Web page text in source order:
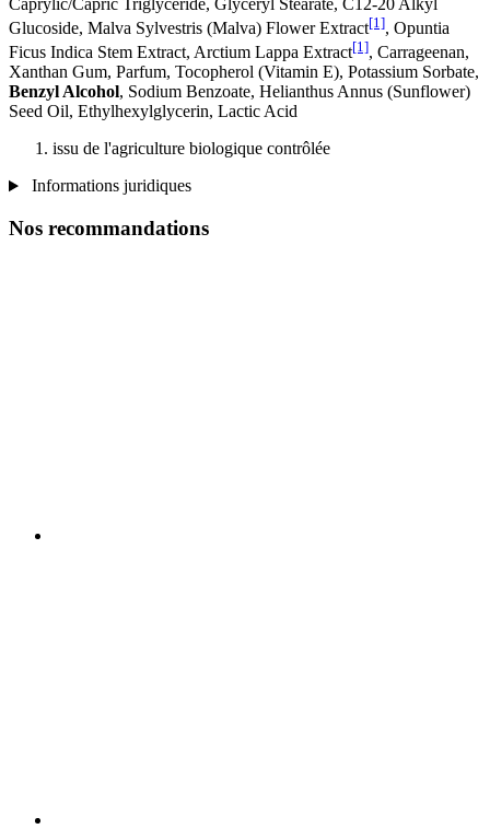
Glucoside, Malva Sylvestris (Malva) Flower Extract[1], Opuntia
Ficus Indica Stem Extract, Arctium Lappa Extract[1], Carrageenan,
Xanthan Gum, Parfum, Tocopherol (Vitamin E), Potassium Sorbate,
Benzyl Alcohol, Sodium Benzoate, Helianthus Annus (Sunflower)
Seed Oil, Ethylhexylglycerin, Lactic Acid
issu de l'agriculture biologique contrôlée
Informations juridiques
Nos recommandations